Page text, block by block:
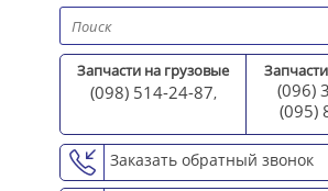
Запчасти на грузовые
(098) 514-24-87, (096)
(095)
Заказать обратный звонок